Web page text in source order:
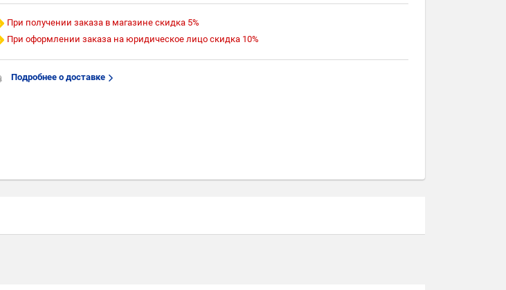
При получении заказа в магазине скидка 5%
При оформлении заказа на юридическое лицо скидка 10%
Подробнее о доставке